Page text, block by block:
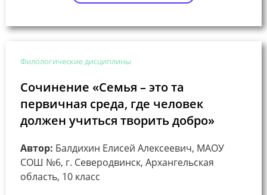
Филологические дисциплины
Сочинение «Семья – это та
первичная среда, где человек
должен учиться творить добро»
Автор: Балдихин Елисей Алексеевич, МАОУ
СОШ №6, г. Северодвинск, Архангельская
область, 10 класс